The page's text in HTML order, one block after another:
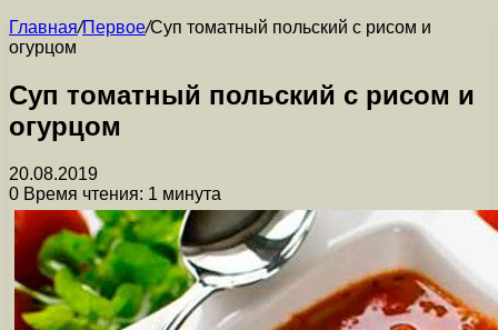
Главная/Первое/Суп томатный польский с рисом и
огурцом
Суп томатный польский с рисом и
огурцом
20.08.2019
0 Время чтения: 1 минута